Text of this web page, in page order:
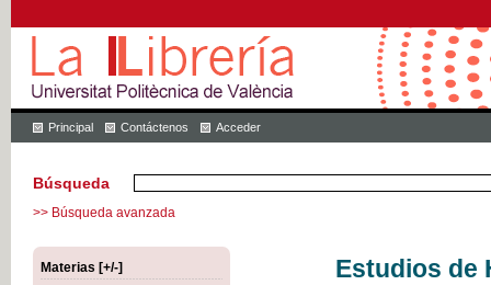
Principal Contáctenos Acceder
Búsqueda
>> Búsqueda avanzada
Materias [+/-]
Estudios de